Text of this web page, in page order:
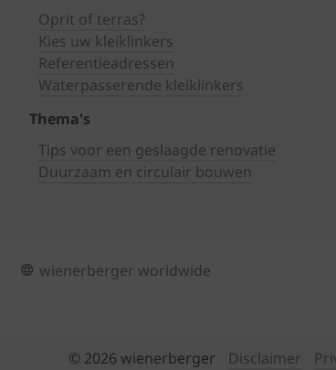
Oprit of terras?
Kies uw kleiklinkers
Referentieadressen
Waterpasserende kleiklinkers
Thema's
Tips voor een geslaagde renovatie
Duurzaam en circulair bouwen
wienerberger worldwide
© 2026 wienerberger Disclaimer